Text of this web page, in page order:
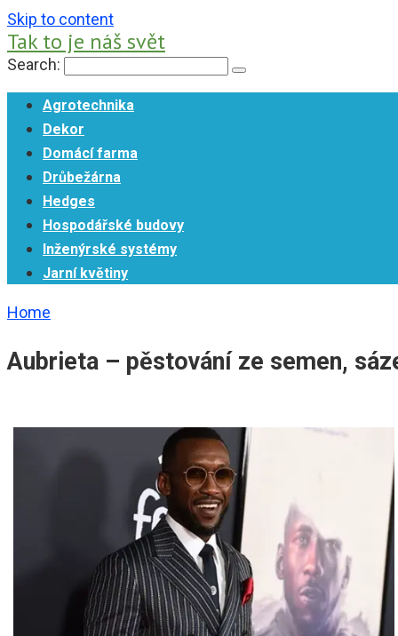
Skip to content
Tak to je náš svět
Search:
Agrotechnika
Dekor
Domácí farma
Drůbežárna
Hedges
Hospodářské budovy
Inženýrské systémy
Jarní květiny
Home
Aubrieta – pěstování ze semen,